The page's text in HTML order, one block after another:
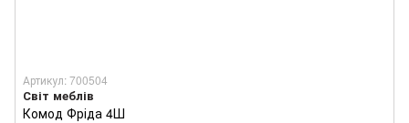
Артикул: 700504
Світ меблів
Комод Фріда 4Ш